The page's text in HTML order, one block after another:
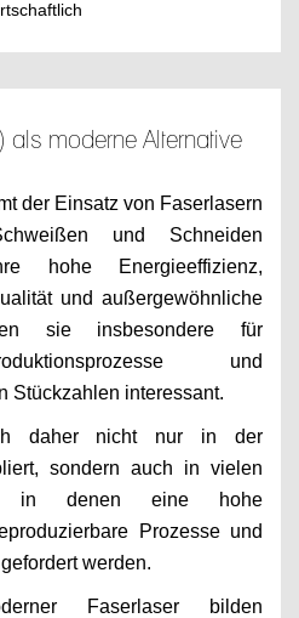
als moderne Alternative
der Einsatz von Faserlasern
und Schneiden
hohe Energieeffizienz,
und außergewöhnliche
sie insbesondere für
und
Stückzahlen interessant.
daher nicht nur in der
sondern auch in vielen
in denen eine hohe
Prozesse und
werden.
Faserlaser bilden